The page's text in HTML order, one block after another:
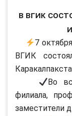
В ВГИК
7
ВГИК
Во
филиала,
заместители